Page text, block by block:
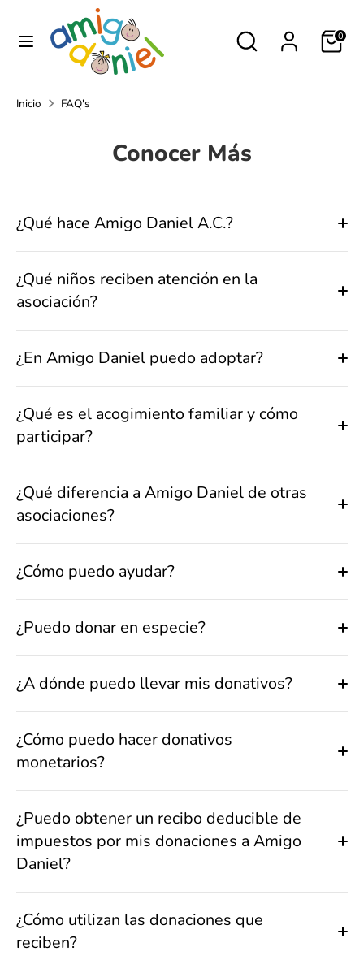
directamente
Buscar
buscar
tienda
0
buscar
en
Inicio FAQ's
Conocer Más
¿Qué hace Amigo Daniel A.C.?
¿Qué niños reciben atención en la
asociación?
¿En Amigo Daniel puedo adoptar?
¿Qué es el acogimiento familiar y cómo
participar?
¿Qué diferencia a Amigo Daniel de otras
asociaciones?
¿Cómo puedo ayudar?
¿Puedo donar en especie?
¿A dónde puedo llevar mis donativos?
¿Cómo puedo hacer donativos
monetarios?
¿Puedo obtener un recibo deducible de
impuestos por mis donaciones a Amigo
Daniel?
¿Cómo utilizan las donaciones que
reciben?